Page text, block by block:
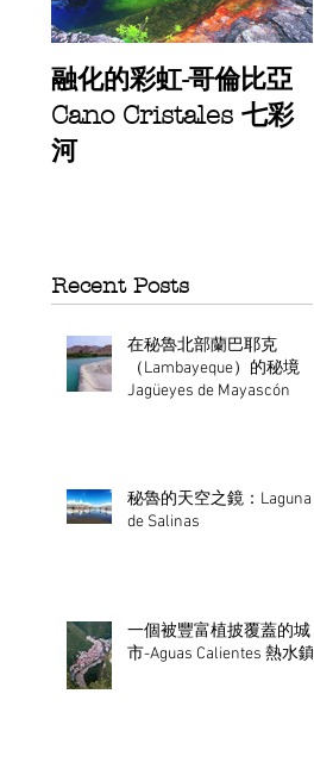
融化的彩虹-哥倫比亞
Cano Cristales 七彩
河
Recent Posts
在秘魯北部蘭巴耶克
（Lambayeque）的秘境
Jagüeyes de Mayascón
秘魯的天空之鏡：Laguna
de Salinas
一個被豐富植披覆蓋的城
市-Aguas Calientes 熱水鎮